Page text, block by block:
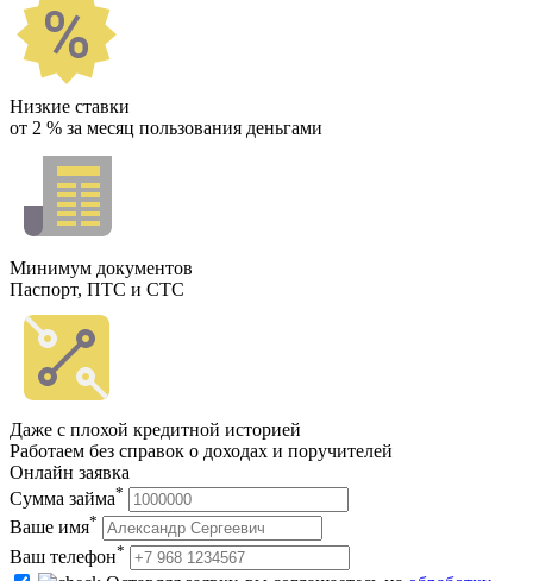
Низкие ставки
от 2 % за месяц пользования деньгами
Минимум документов
Паспорт, ПТС и СТС
Даже с плохой кредитной историей
Работаем без справок о доходах и поручителей
Онлайн заявка
Сумма займа*
Ваше имя*
Ваш телефон*